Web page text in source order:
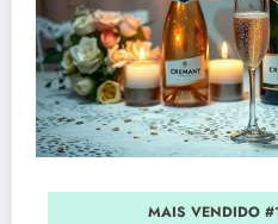
MAIS VENDIDO